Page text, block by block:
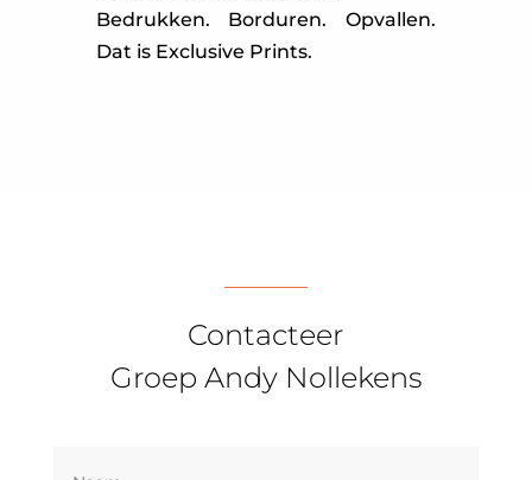
Bedrukken. Borduren. Opvallen.
Dat is Exclusive Prints.
Contacteer
Groep Andy Nollekens